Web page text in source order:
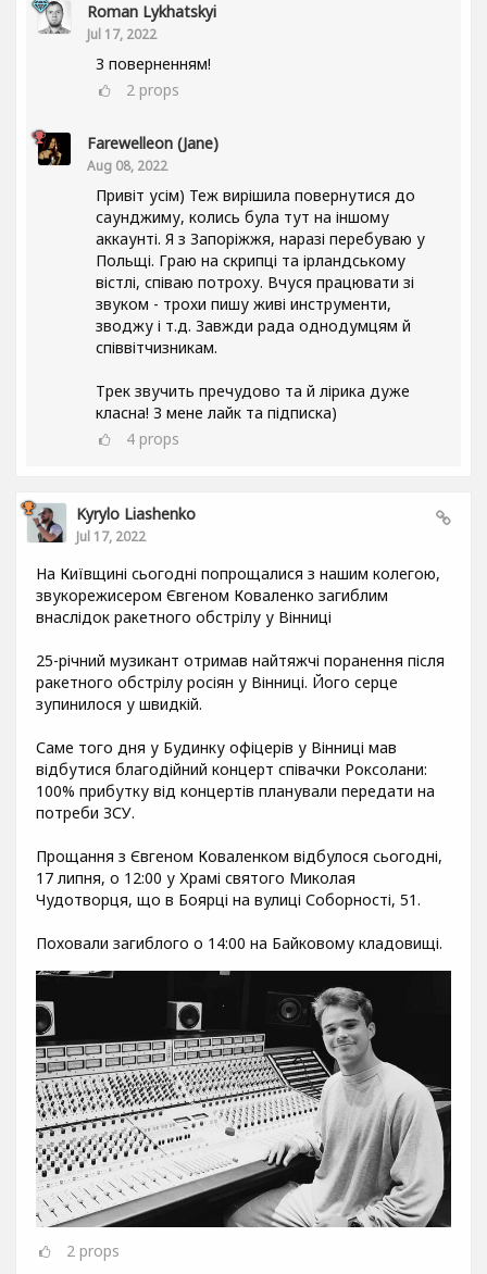
Roman Lykhatskyi
Jul 17, 2022
З поверненням!
2 props
Farewelleon (Jane)
Aug 08, 2022
Привіт усім) Теж вирішила повернутися до
саунджиму, колись була тут на іншому
аккаунті. Я з Запоріжжя, наразі перебуваю у
Польщі. Граю на скрипці та ірландському
вістлі, співаю потроху. Вчуся працювати зі
звуком - трохи пишу живі инструменти,
зводжу і т.д. Завжди рада однодумцям й
співвітчизникам.
Трек звучить пречудово та й лірика дуже
класна! З мене лайк та підписка)
4 props
Kyrylo Liashenko
Jul 17, 2022
На Київщині сьогодні попрощалися з нашим колегою,
звукорежисером Євгеном Коваленко загиблим
внаслідок ракетного обстрілу у Вінниці
25-річний музикант отримав найтяжчі поранення після
ракетного обстрілу росіян у Вінниці. Його серце
зупинилося у швидкій.
Саме того дня у Будинку офіцерів у Вінниці мав
відбутися благодійний концерт співачки Роксолани:
100% прибутку від концертів планували передати на
потреби ЗСУ.
Прощання з Євгеном Коваленком відбулося сьогодні,
17 липня, о 12:00 у Храмі святого Миколая
Чудотворця, що в Боярці на вулиці Соборності, 51.
Поховали загиблого о 14:00 на Байковому кладовищі.
2 props